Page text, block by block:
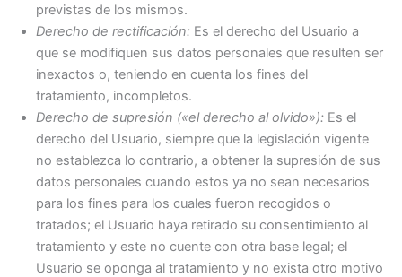
previstas de los mismos.
Derecho de rectificación: Es el derecho del Usuario a
que se modifiquen sus datos personales que resulten ser
inexactos o, teniendo en cuenta los fines del
tratamiento, incompletos.
Derecho de supresión («el derecho al olvido»): Es el
derecho del Usuario, siempre que la legislación vigente
no establezca lo contrario, a obtener la supresión de sus
datos personales cuando estos ya no sean necesarios
para los fines para los cuales fueron recogidos o
tratados; el Usuario haya retirado su consentimiento al
tratamiento y este no cuente con otra base legal; el
Usuario se oponga al tratamiento y no exista otro motivo